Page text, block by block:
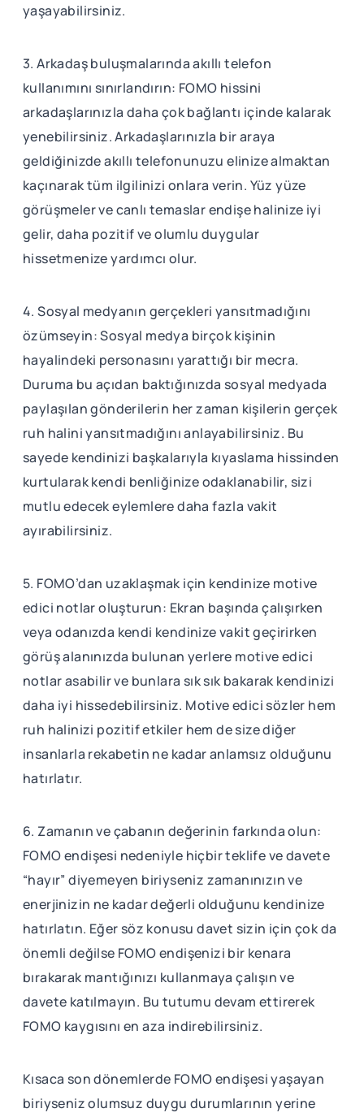
yaşayabilirsiniz.
3. Arkadaş buluşmalarında akıllı telefon
kullanımını sınırlandırın: FOMO hissini
arkadaşlarınızla daha çok bağlantı içinde kalarak
yenebilirsiniz. Arkadaşlarınızla bir araya
geldiğinizde akıllı telefonunuzu elinize almaktan
kaçınarak tüm ilgilinizi onlara verin. Yüz yüze
görüşmeler ve canlı temaslar endişe halinize iyi
gelir, daha pozitif ve olumlu duygular
hissetmenize yardımcı olur.
4. Sosyal medyanın gerçekleri yansıtmadığını
özümseyin: Sosyal medya birçok kişinin
hayalindeki personasını yarattığı bir mecra.
Duruma bu açıdan baktığınızda sosyal medyada
paylaşılan gönderilerin her zaman kişilerin gerçek
ruh halini yansıtmadığını anlayabilirsiniz. Bu
sayede kendinizi başkalarıyla kıyaslama hissinden
kurtularak kendi benliğinize odaklanabilir, sizi
mutlu edecek eylemlere daha fazla vakit
ayırabilirsiniz.
5. FOMO’dan uzaklaşmak için kendinize motive
edici notlar oluşturun: Ekran başında çalışırken
veya odanızda kendi kendinize vakit geçirirken
görüş alanınızda bulunan yerlere motive edici
notlar asabilir ve bunlara sık sık bakarak kendinizi
daha iyi hissedebilirsiniz. Motive edici sözler hem
ruh halinizi pozitif etkiler hem de size diğer
insanlarla rekabetin ne kadar anlamsız olduğunu
hatırlatır.
6. Zamanın ve çabanın değerinin farkında olun:
FOMO endişesi nedeniyle hiçbir teklife ve davete
“hayır” diyemeyen biriyseniz zamanınızın ve
enerjinizin ne kadar değerli olduğunu kendinize
hatırlatın. Eğer söz konusu davet sizin için çok da
önemli değilse FOMO endişenizi bir kenara
bırakarak mantığınızı kullanmaya çalışın ve
davete katılmayın. Bu tutumu devam ettirerek
FOMO kaygısını en aza indirebilirsiniz.
Kısaca son dönemlerde FOMO endişesi yaşayan
biriyseniz olumsuz duygu durumlarının yerine